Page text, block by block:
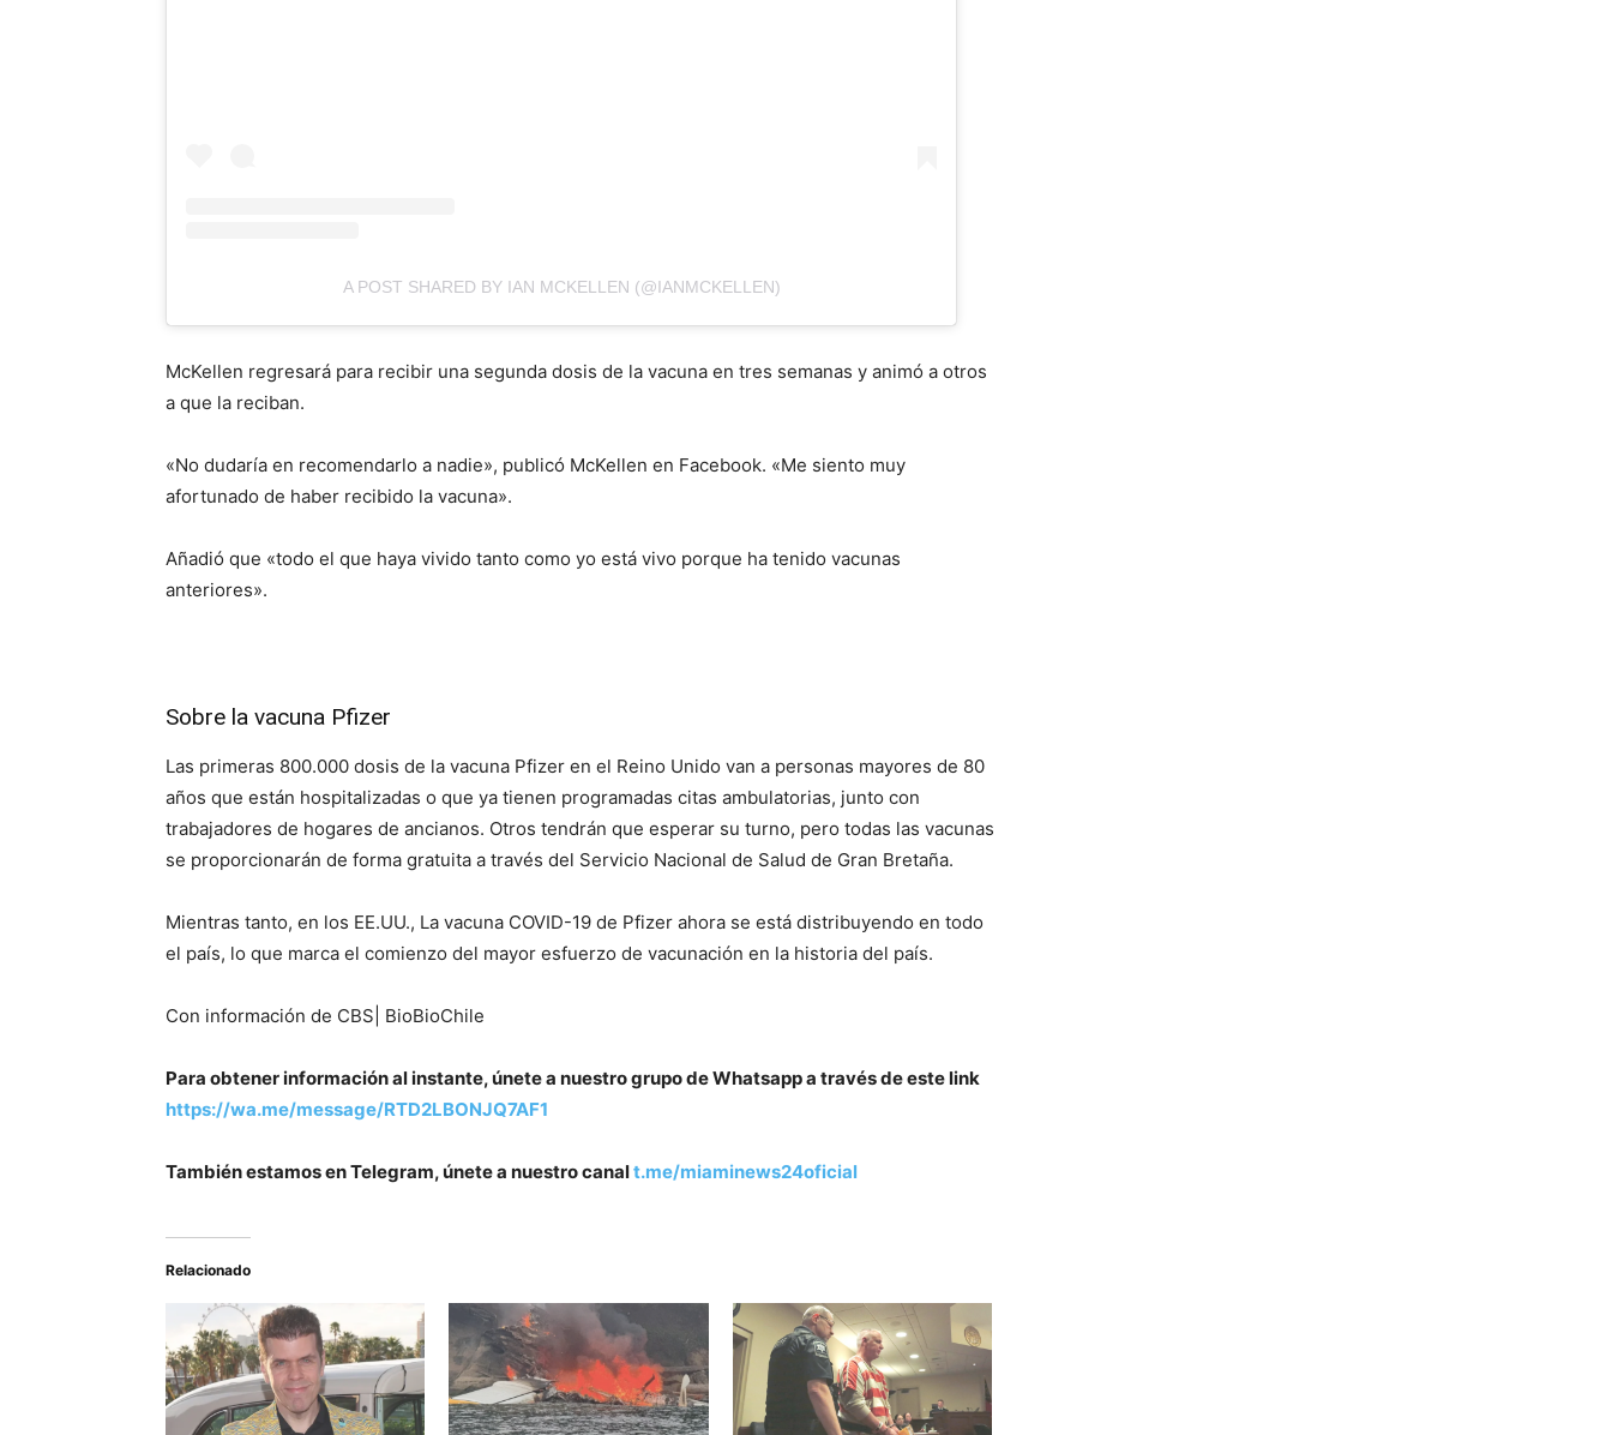
A POST SHARED BY IAN MCKELLEN (@IANMCKELLEN)
McKellen regresará para recibir una segunda dosis de la vacuna en tres semanas y animó a otros
a que la reciban.
«No dudaría en recomendarlo a nadie», publicó McKellen en Facebook. «Me siento muy
afortunado de haber recibido la vacuna».
Añadió que «todo el que haya vivido tanto como yo está vivo porque ha tenido vacunas
anteriores».
Sobre la vacuna Pfizer
Las primeras 800.000 dosis de la vacuna Pfizer en el Reino Unido van a personas mayores de 80
años que están hospitalizadas o que ya tienen programadas citas ambulatorias, junto con
trabajadores de hogares de ancianos. Otros tendrán que esperar su turno, pero todas las vacunas
se proporcionarán de forma gratuita a través del Servicio Nacional de Salud de Gran Bretaña.
Mientras tanto, en los EE.UU., La vacuna COVID-19 de Pfizer ahora se está distribuyendo en todo
el país, lo que marca el comienzo del mayor esfuerzo de vacunación en la historia del país.
Con información de CBS| BioBioChile
Para obtener información al instante, únete a nuestro grupo de Whatsapp a través de este link
https://wa.me/message/RTD2LBONJQ7AF1
También estamos en Telegram, únete a nuestro canalt.me/miaminews24oficial
Relacionado